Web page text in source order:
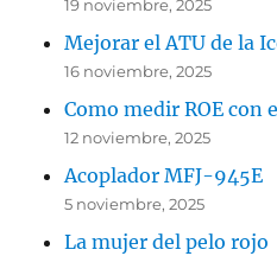
19 noviembre, 2025
Mejorar el ATU de la
16 noviembre, 2025
Como medir ROE con
12 noviembre, 2025
Acoplador MFJ-945E
5 noviembre, 2025
La mujer del pelo rojo